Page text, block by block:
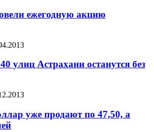
ежегодную акцию
улиц Астрахани останутся без
уже продают по 47,50, а